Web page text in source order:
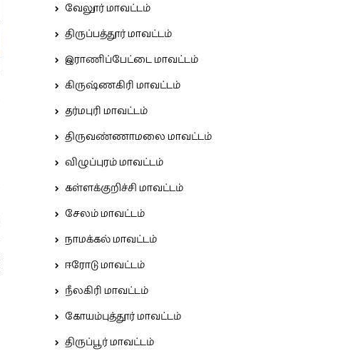
வேலூர் மாவட்டம்
திருப்பத்தூர் மாவட்டம்
இராணிப்பேட்டை மாவட்டம்
கிருஷ்ணகிரி மாவட்டம்
தர்மபுரி மாவட்டம்
திருவண்ணாமலை மாவட்டம்
விழுப்புரம் மாவட்டம்
கள்ளக்குறிச்சி மாவட்டம்
சேலம் மாவட்டம்
நாமக்கல் மாவட்டம்
ஈரோடு மாவட்டம்
நீலகிரி மாவட்டம்
கோயம்புத்தூர் மாவட்டம்
திருப்பூர் மாவட்டம்